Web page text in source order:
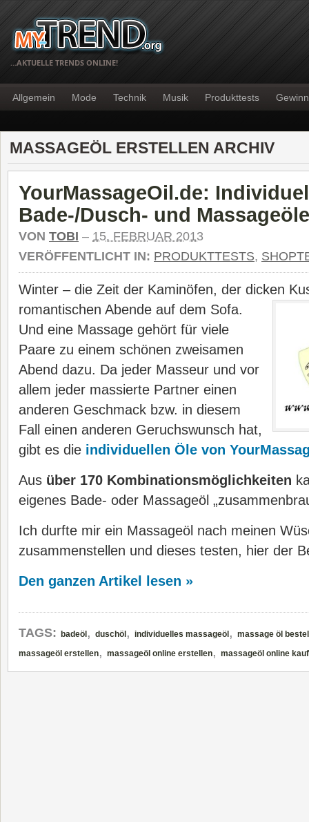
…AKTUELLE TRENDS ONLINE!
Allgemein Mode Technik Musik Produkttests
MASSAGEÖL ERSTELLEN ARCHIV
YourMassageOil.de:
Bade-/Dusch- und
VON TOBI – 15. FEBRUAR 2013
VERÖFFENTLICHT IN: PRODUKTTESTS,
Winter – die Zeit der Kaminöfen, der dicken
romantischen Abende auf dem Sofa.
Und eine Massage gehört für viele
Paare zu einem schönen zweisamen
Abend dazu. Da jeder Masseur und vor
allem jeder massierte Partner einen
anderen Geschmack bzw. in diesem
Fall einen anderen Geruchswunsch hat,
gibt es die individuellen Öle von
Aus über 170 Kombinationsmöglichkeiten
eigenes Bade- oder Massageöl
Ich durfte mir ein Massageöl nach meinen
zusammenstellen und dieses testen, hier der
Den ganzen Artikel lesen »
TAGS: badeöl , duschöl , individuelles massageöl , massage öl
massageöl erstellen, massageöl online erstellen, massageöl online